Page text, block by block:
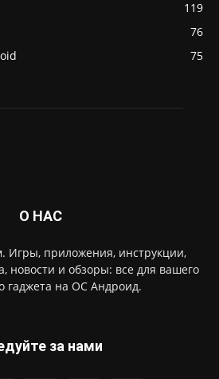
119
76
75
О НАС
Игры, приложения, инструкции,
новости и обзоры: все для вашего
гаджета на ОС Андроид.
за нами